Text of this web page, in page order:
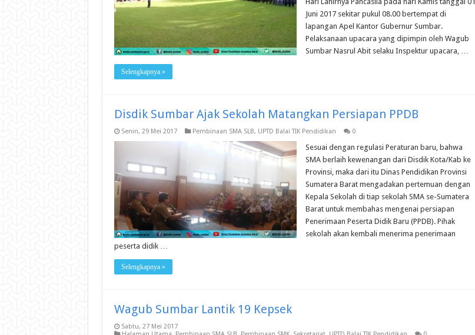
Juni 2017 sekitar pukul 08.00 bertempat di
lapangan Apel Kantor Gubernur Sumbar.
Pelaksanaan upacara yang dipimpin oleh Wagub
Sumbar Nasrul Abit selaku Inspektur upacara, …
Selengkapnya »
Disdik Sumbar Ajak Sekolah Matangkan Persiapan PPDB
Senin, 29 Mei 2017 Pembinaan SMA SLB, UPTD Balai TIK Pendidikan 0
Sesuai dengan regulasi Peraturan baru, bahwa
SMA berlaih kewenangan dari Disdik Kota/Kab ke
Provinsi, maka dari itu Dinas Pendidikan Provinsi
Sumatera Barat mengadakan pertemuan dengan
Kepala Sekolah di tiap sekolah SMA se-Sumatera
Barat untuk membahas mengenai persiapan
Penerimaan Peserta Didik Baru (PPDB). Pihak
sekolah akan kembali menerima penerimaan
peserta didik …
Selengkapnya »
Wagub Sumbar Lantik 19 Kepsek
Sabtu, 27 Mei 2017